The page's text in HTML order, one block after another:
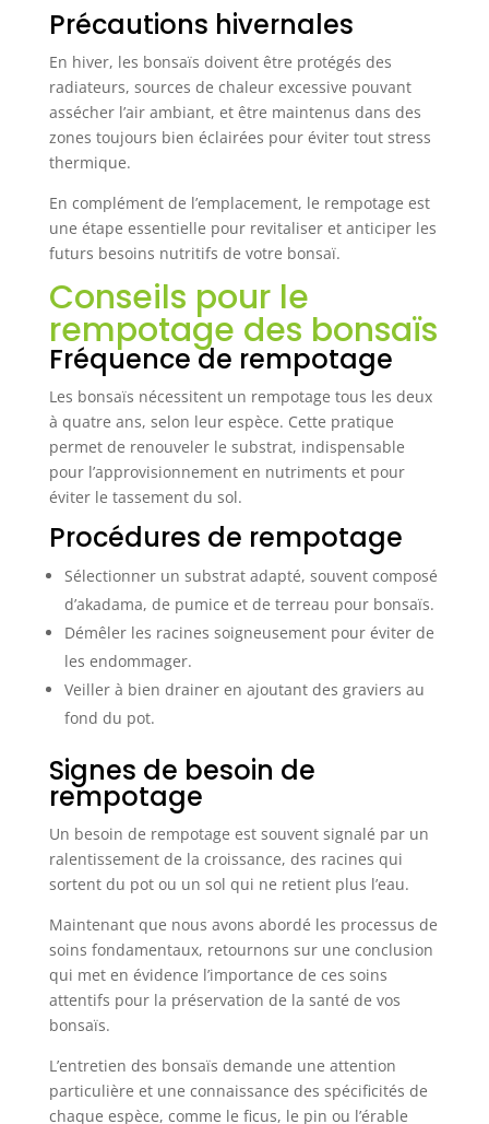
Précautions hivernales
En hiver, les bonsaïs doivent être protégés des
radiateurs, sources de chaleur excessive pouvant
assécher l’air ambiant, et être maintenus dans des
zones toujours bien éclairées pour éviter tout stress
thermique.
En complément de l’emplacement, le rempotage est
une étape essentielle pour revitaliser et anticiper les
futurs besoins nutritifs de votre bonsaï.
Conseils pour le
rempotage des bonsaïs
Fréquence de rempotage
Les bonsaïs nécessitent un rempotage tous les deux
à quatre ans, selon leur espèce. Cette pratique
permet de renouveler le substrat, indispensable
pour l’approvisionnement en nutriments et pour
éviter le tassement du sol.
Procédures de rempotage
Sélectionner un substrat adapté, souvent composé
d’akadama, de pumice et de terreau pour bonsaïs.
Démêler les racines soigneusement pour éviter de
les endommager.
Veiller à bien drainer en ajoutant des graviers au
fond du pot.
Signes de besoin de
rempotage
Un besoin de rempotage est souvent signalé par un
ralentissement de la croissance, des racines qui
sortent du pot ou un sol qui ne retient plus l’eau.
Maintenant que nous avons abordé les processus de
soins fondamentaux, retournons sur une conclusion
qui met en évidence l’importance de ces soins
attentifs pour la préservation de la santé de vos
bonsaïs.
L’entretien des bonsaïs demande une attention
particulière et une connaissance des spécificités de
chaque espèce, comme le ficus, le pin ou l’érable